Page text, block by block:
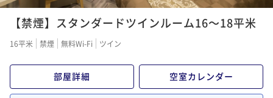
デジタルギフト1000円分付プラン☆ 今だけ11時レイ
トアウト無料！！ (素泊まり)
素泊まり 現地決済可 事前決済可
¥16,000~
2名 ¥ 10,080 ~
【禁煙】スタンダードツインルーム16～18平米
16平米 禁煙 無料Wi-Fi ツイン
部屋詳細 空室カレンダー